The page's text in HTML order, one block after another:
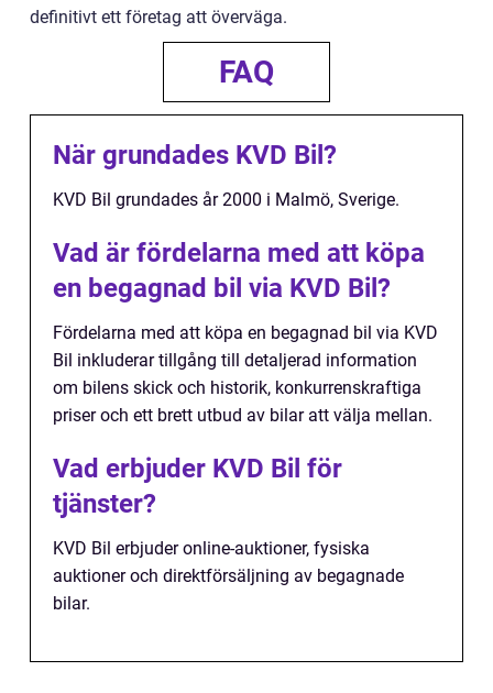
definitivt ett företag att överväga.
FAQ
När grundades KVD Bil?
KVD Bil grundades år 2000 i Malmö, Sverige.
Vad är fördelarna med att köpa
en begagnad bil via KVD Bil?
Fördelarna med att köpa en begagnad bil via KVD
Bil inkluderar tillgång till detaljerad information
om bilens skick och historik, konkurrenskraftiga
priser och ett brett utbud av bilar att välja mellan.
Vad erbjuder KVD Bil för
tjänster?
KVD Bil erbjuder online-auktioner, fysiska
auktioner och direktförsäljning av begagnade
bilar.